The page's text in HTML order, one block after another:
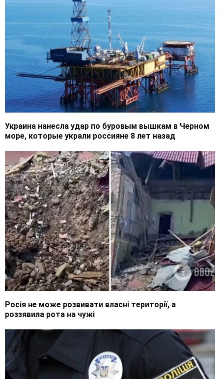
Украина нанесла удар по буровым вышкам в Черном
море, которые украли россияне 8 лет назад
Росія не може розвивати власні території, а
роззявила рота на чужі